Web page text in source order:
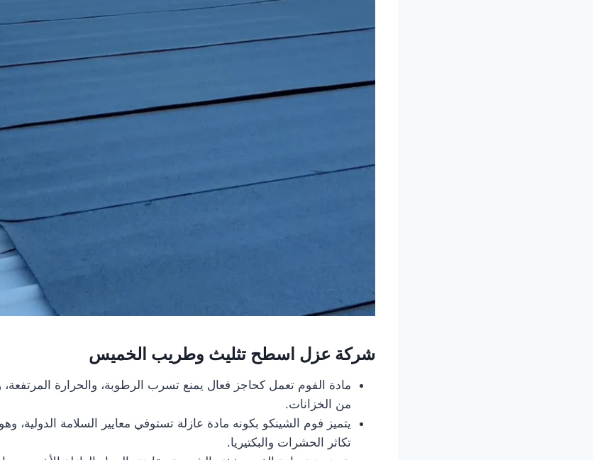
شركة عزل اسطح تثليث وطريب الخميس
مادة الفوم تعمل كحاجز فعال يمنع تسرب الرطوبة، والحرارة المرتفعة،
من الخزانات.
يتميز فوم الشينكو بكونه مادة عازلة تستوفي معايير السلامة الدولية،
تكاثر الحشرات والبكتيريا.